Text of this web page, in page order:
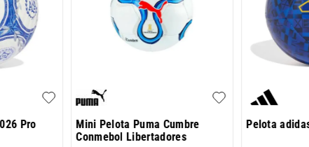
Pro
Mini Pelota Puma Cumbre
Conmebol Libertadores
Pelota